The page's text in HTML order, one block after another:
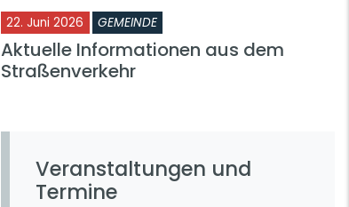
22. Juni 2026 GEMEINDE
Aktuelle Informationen aus dem
Straßenverkehr
Veranstaltungen und
Termine